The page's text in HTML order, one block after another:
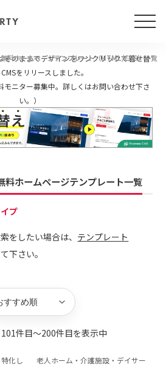
料ホームページテンプレート（HTML/CSS）一覧
そのままでデザインをワンクリックで着せ替
をリリースしました。
モニター募集中。詳しくはお問い合わせ下さ
い。）
料ホームページテンプレート一覧
プ
をしたい場合は、 テンプレート
下さい。
ード
え
件目〜200件目を表示中
化し
老人ホーム・介護施設・デイサー